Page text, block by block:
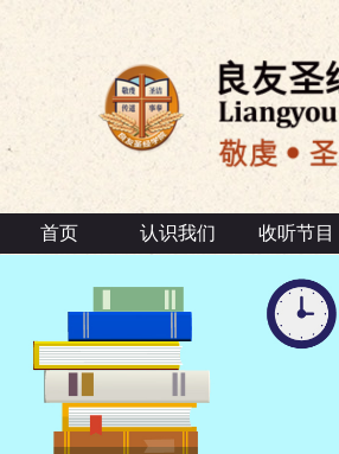
首页 认识我们 收听节目